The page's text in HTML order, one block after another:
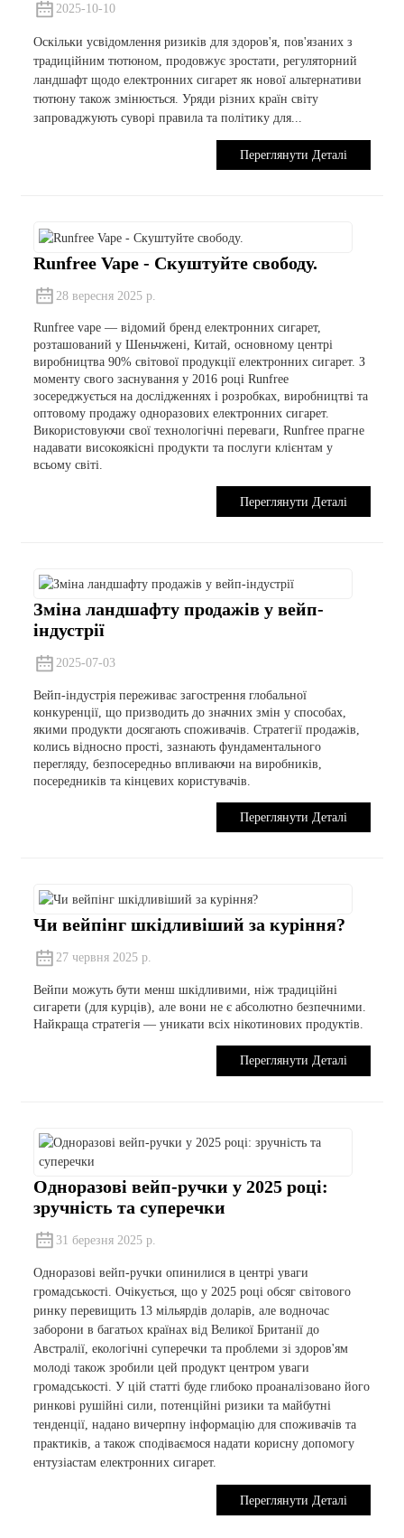
2025-10-10
Оскільки усвідомлення ризиків для здоров'я, пов'язаних з
традиційним тютюном, продовжує зростати, регуляторний
ландшафт щодо електронних сигарет як нової альтернативи
тютюну також змінюється. Уряди різних країн світу
запроваджують суворі правила та політику для...
Переглянути Деталі
Runfree Vape - Скуштуйте свободу.
28 вересня 2025 р.
Runfree vape — відомий бренд електронних сигарет,
розташований у Шеньчжені, Китай, основному центрі
виробництва 90% світової продукції електронних сигарет. З
моменту свого заснування у 2016 році Runfree
зосереджується на дослідженнях і розробках, виробництві та
оптовому продажу одноразових електронних сигарет.
Використовуючи свої технологічні переваги, Runfree прагне
надавати високоякісні продукти та послуги клієнтам у
всьому світі.
Переглянути Деталі
Зміна ландшафту продажів у вейп-
індустрії
2025-07-03
Вейп-індустрія переживає загострення глобальної
конкуренції, що призводить до значних змін у способах,
якими продукти досягають споживачів. Стратегії продажів,
колись відносно прості, зазнають фундаментального
перегляду, безпосередньо впливаючи на виробників,
посередників та кінцевих користувачів.
Переглянути Деталі
Чи вейпінг шкідливіший за куріння?
27 червня 2025 р.
Вейпи можуть бути менш шкідливими, ніж традиційні
сигарети (для курців), але вони не є абсолютно безпечними.
Найкраща стратегія — уникати всіх нікотинових продуктів.
Переглянути Деталі
Одноразові вейп-ручки у 2025 році:
зручність та суперечки
31 березня 2025 р.
Одноразові вейп-ручки опинилися в центрі уваги
громадськості. Очікується, що у 2025 році обсяг світового
ринку перевищить 13 мільярдів доларів, але водночас
заборони в багатьох країнах від Великої Британії до
Австралії, екологічні суперечки та проблеми зі здоров'ям
молоді також зробили цей продукт центром уваги
громадськості. У цій статті буде глибоко проаналізовано його
ринкові рушійні сили, потенційні ризики та майбутні
тенденції, надано вичерпну інформацію для споживачів та
практиків, а також сподіваємося надати корисну допомогу
ентузіастам електронних сигарет.
Переглянути Деталі